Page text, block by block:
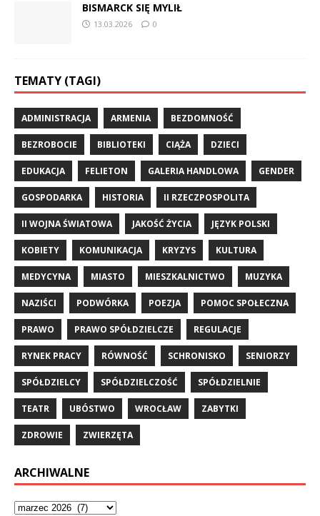
BISMARCK SIĘ MYLIŁ
13.03.2026 0
TEMATY (TAGI)
ADMINISTRACJA ARMENIA BEZDOMNOŚĆ
BEZROBOCIE BIBLIOTEKI CIĄŻA DZIECI
EDUKACJA FELIETON GALERIA HANDLOWA GENDER
GOSPODARKA HISTORIA II RZECZPOSPOLITA
II WOJNA ŚWIATOWA JAKOŚĆ ŻYCIA JĘZYK POLSKI
KOBIETY KOMUNIKACJA KRYZYS KULTURA
MEDYCYNA MIASTO MIESZKALNICTWO MUZYKA
NAZIŚCI PODWÓRKA POEZJA POMOC SPOŁECZNA
PRAWO PRAWO SPÓŁDZIELCZE REGULACJE
RYNEK PRACY RÓWNOŚĆ SCHRONISKO SENIORZY
SPÓŁDZIELCY SPÓŁDZIELCZOŚĆ SPÓŁDZIELNIE
TEATR UBÓSTWO WROCŁAW ZABYTKI
ZDROWIE ZWIERZĘTA
ARCHIWALNE